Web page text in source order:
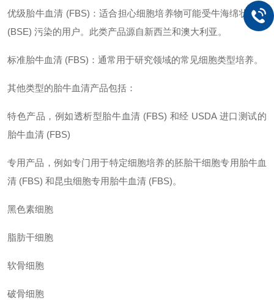
优级胎牛血清 (FBS)：适合担心细胞培养物可能受牛海绵状脑病
(BSE) 污染的用户。此类产品源自新西兰和澳大利亚。
标准胎牛血清 (FBS)：通常用于研究领域的常见细胞类型培养。
其他类型的胎牛血清产品包括：
特色产品，例如透析型胎牛血清 (FBS) 和经 USDA 进口测试的
胎牛血清 (FBS)
专用产品，例如专门用于特定细胞培养的胚胎干细胞专用胎牛血
清 (FBS) 和昆虫细胞专用胎牛血清 (FBS)。
黑色素细胞
脂肪干细胞
软骨细胞
破骨细胞